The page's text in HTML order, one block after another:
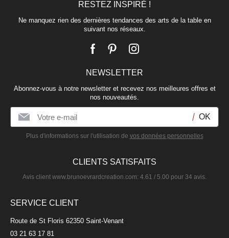
RESTEZ INSPIRÉ !
Ne manquez rien des dernières tendances des arts de la table en
suivant nos réseaux.
NEWSLETTER
Abonnez-vous à notre newsletter et recevez nos meilleures offres et
nos nouveautés.
Plus d'informations sur l'utilisation de vos données personnelles
CLIENTS SATISFAITS
Avis client www.brunoevrardcreation.com: 4.61 / 5.00 pour 34 avis.
SERVICE CLIENT
Route de St Floris 62350 Saint-Venant
03 21 63 17 81